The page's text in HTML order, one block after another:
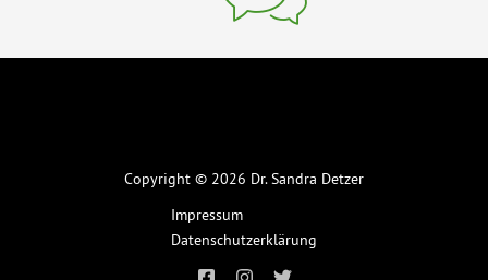
Copyright © 2026 Dr. Sandra Detzer
Impressum
Datenschutzerklärung